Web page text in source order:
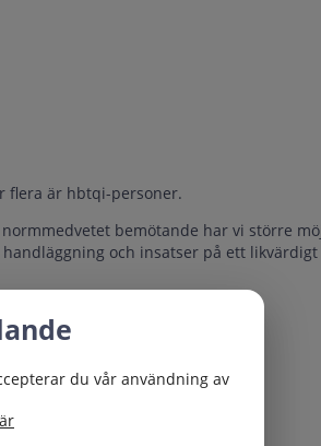
flera är hbtqi-personer.
bemötande har vi större
och insatser på ett
du vår användning av